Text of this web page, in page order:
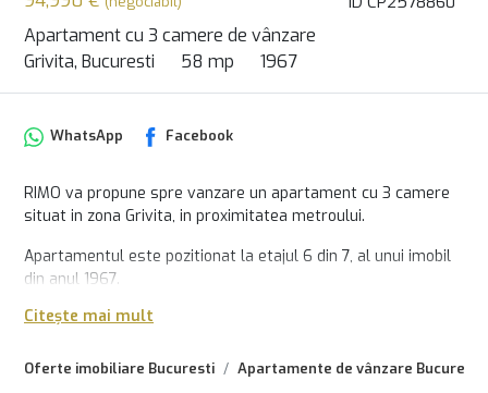
Apartament cu 3 camere de vânzare
Grivita, Bucuresti
58 mp 1967
Oferte imobiliare Bucuresti Apartamente de vânzare Bucuresti
WhatsApp Facebook
RIMO va propune spre vanzare un apartament cu 3 camere
situat in zona Grivita, in proximitatea metroului.
Apartamentul este pozitionat la etajul 6 din 7, al unui imobil
din anul 1967.
utila de 58mp plus un balcon.
Citește mai mult